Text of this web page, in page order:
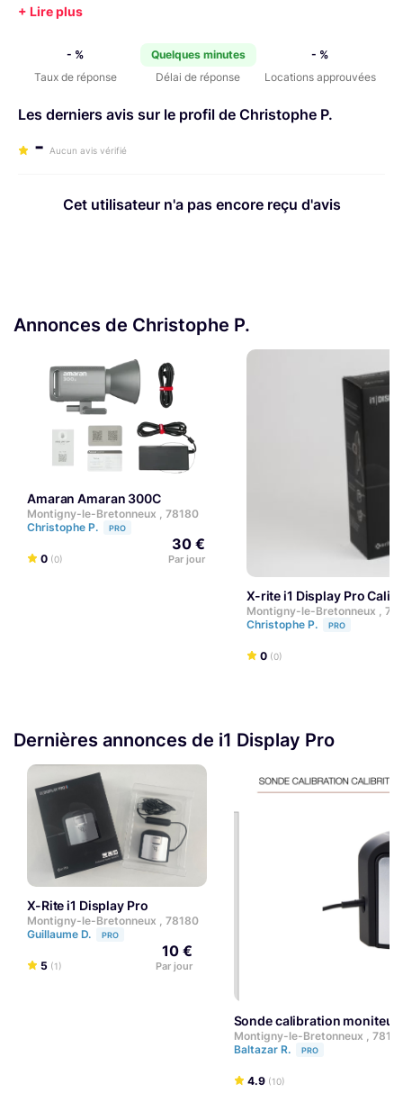
- %
Taux de réponse
Quelques minutes
Délai de réponse
- %
Locations approuvées
Les derniers avis sur le profil de Christophe P.
- Aucun avis vérifié
Cet utilisateur n'a pas encore reçu d'avis
Annonces de Christophe P.
Amaran Amaran 300C
Montigny-le-Bretonneux , 78180
Christophe P.
PRO
0 (0)
30 €
Par jour
X-rite i1 Display Pro
Montigny-le-Bretonneux ,
Christophe P.
PRO
0 (0)
Dernières annonces de i1 Display Pro
X-Rite i1 Display Pro
Montigny-le-Bretonneux , 78180
Guillaume D.
PRO
5 (1)
10 €
Par jour
Sonde calibration
Montigny-le-Bretonneux ,
Baltazar R.
PRO
4.9 (10)